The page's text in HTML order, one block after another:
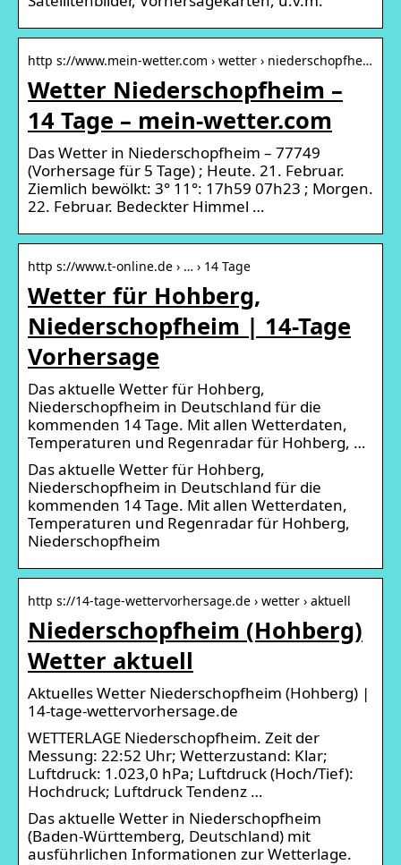
http s://www.mein-wetter.com › wetter › niederschopfhe…
Wetter Niederschopfheim –
14 Tage – mein-wetter.com
Das Wetter in Niederschopfheim – 77749
(Vorhersage für 5 Tage) ; Heute. 21. Februar.
Ziemlich bewölkt: 3° 11°: 17h59 07h23 ; Morgen.
22. Februar. Bedeckter Himmel …
http s://www.t-online.de › … › 14 Tage
Wetter für Hohberg,
Niederschopfheim | 14-Tage
Vorhersage
Das aktuelle Wetter für Hohberg,
Niederschopfheim in Deutschland für die
kommenden 14 Tage. Mit allen Wetterdaten,
Temperaturen und Regenradar für Hohberg, …
Das aktuelle Wetter für Hohberg,
Niederschopfheim in Deutschland für die
kommenden 14 Tage. Mit allen Wetterdaten,
Temperaturen und Regenradar für Hohberg,
Niederschopfheim
http s://14-tage-wettervorhersage.de › wetter › aktuell
Niederschopfheim (Hohberg)
Wetter aktuell
Aktuelles Wetter Niederschopfheim (Hohberg) |
14-tage-wettervorhersage.de
WETTERLAGE Niederschopfheim. Zeit der
Messung: 22:52 Uhr; Wetterzustand: Klar;
Luftdruck: 1.023,0 hPa; Luftdruck (Hoch/Tief):
Hochdruck; Luftdruck Tendenz …
Das aktuelle Wetter in Niederschopfheim
(Baden-Württemberg, Deutschland) mit
ausführlichen Informationen zur Wetterlage.